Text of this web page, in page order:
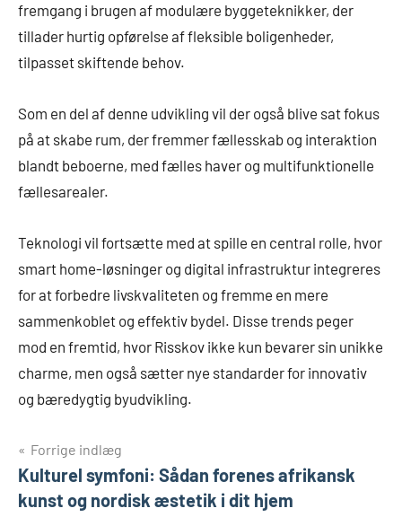
fremgang i brugen af modulære byggeteknikker, der
tillader hurtig opførelse af fleksible boligenheder,
tilpasset skiftende behov.
Som en del af denne udvikling vil der også blive sat fokus
på at skabe rum, der fremmer fællesskab og interaktion
blandt beboerne, med fælles haver og multifunktionelle
fællesarealer.
Teknologi vil fortsætte med at spille en central rolle, hvor
smart home-løsninger og digital infrastruktur integreres
for at forbedre livskvaliteten og fremme en mere
sammenkoblet og effektiv bydel. Disse trends peger
mod en fremtid, hvor Risskov ikke kun bevarer sin unikke
charme, men også sætter nye standarder for innovativ
og bæredygtig byudvikling.
Indlægsnavigation
Forrige indlæg
Kulturel symfoni: Sådan forenes afrikansk
kunst og nordisk æstetik i dit hjem